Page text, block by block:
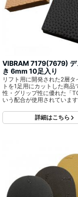
VIBRAM 7179(7679) デ
き 6mm 10足入り
リフト用に開発された2層タ
トを1足用にカットした商品
性・グリップ性に優れた「
いう配合が使用されています
詳細はこちら